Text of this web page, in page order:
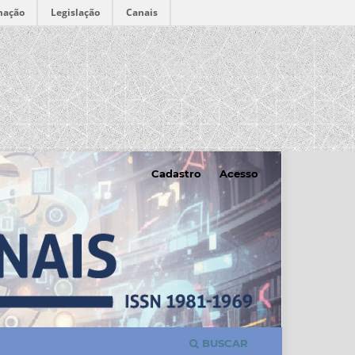
Legislação Canais
BUSCAR
Cadastro Acesso